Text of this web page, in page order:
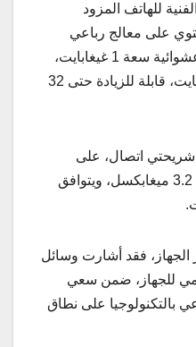
للهاتف المزود
فيحتوي على معالج رباعي
النواة 1.3 غيغاهرتز، وذاكرة عشوائية سعة 1 غيغابايت،
مع ذاكرة داخلية سعة 8 غيغابايت، قابلة للزيادة حتى 32
شريحتي اتصال، على
كاميرتين، الخلفية تصور بدقة 3.2 ميغابكسل، ويتوافق
فقد أشارت وسائل
للجهاز، ضمن سعي
بالتكنولوجيا على نطاق